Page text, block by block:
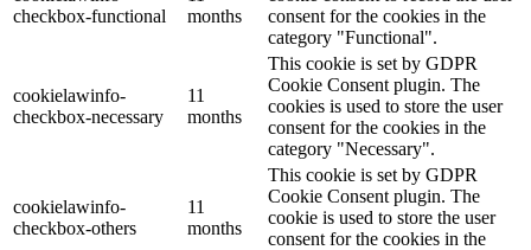
checkbox-functional
months
consent for the cookies in the
category "Functional".
cookielawinfo-
checkbox-necessary
11
months
This cookie is set by GDPR
Cookie Consent plugin. The
cookies is used to store the user
consent for the cookies in the
category "Necessary".
cookielawinfo-
checkbox-others
11
months
This cookie is set by GDPR
Cookie Consent plugin. The
cookie is used to store the user
consent for the cookies in the